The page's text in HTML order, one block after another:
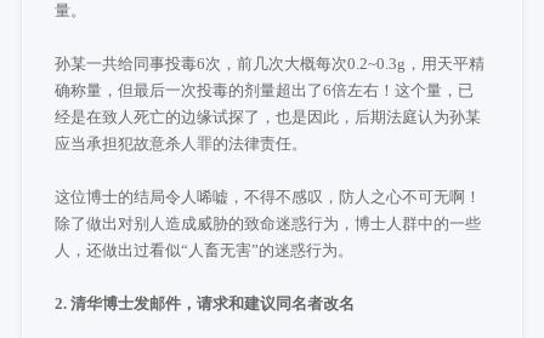
量。
孙某一共给同事投毒6次，前几次大概每次0.2~0.3g，用天平精
确称量，但最后一次投毒的剂量超出了6倍左右！这个量，已
经是在致人死亡的边缘试探了，也是因此，后期法庭认为孙某
应当承担犯故意杀人罪的法律责任。
这位博士的结局令人唏嘘，不得不感叹，防人之心不可无啊！
除了做出对别人造成威胁的致命迷惑行为，博士人群中的一些
人，还做出过看似“人畜无害”的迷惑行为。
2. 清华博士发邮件，请求和建议同名者改名